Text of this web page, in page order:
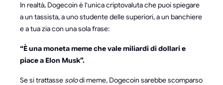
In realtà, Dogecoin è l'unica criptovaluta che puoi spiegare
a un tassista, a uno studente delle superiori, a un banchiere
e a tua zia con una sola frase:
“È una moneta meme che vale miliardi di dollari e
piace a Elon Musk”.
Se si trattassesolodi meme, Dogecoin sarebbe scomparso